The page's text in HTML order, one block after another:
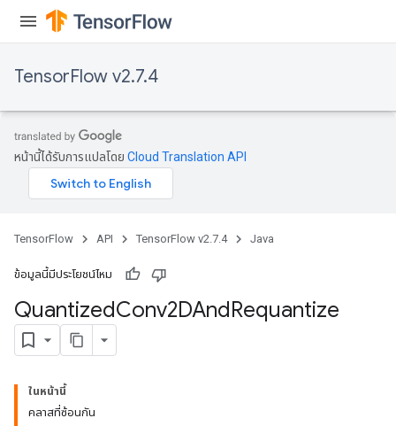
TensorFlow v2.7.4
หน้านี้ได้รับการแปลโดย Cloud Translation API
TensorFlow API TensorFlow v2.7.4 Java
ข้อมูลนี้มีประโยชน์ไหม
QuantizedConv2DAndRequantize
ในหน้านี้
คลาสที่ซ้อนกัน